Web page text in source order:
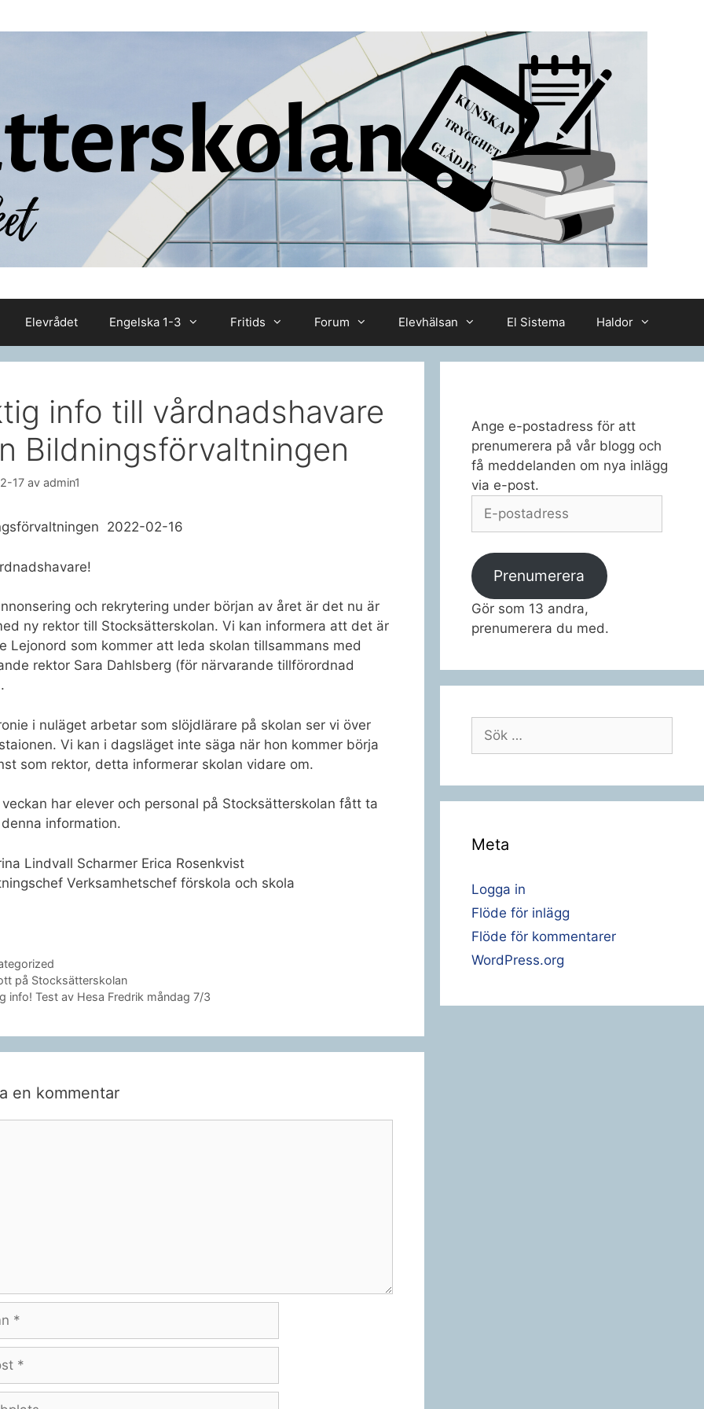
Elevrådet Engelska 1-3 Fritids Forum Elevhälsan El Sistema Haldor
info till vårdnadshavare
Bildningsförvaltningen
17 av admin1
2022-02-16
och rekrytering under början av året är det nu är
ny rektor till Stocksätterskolan. Vi kan informera att det är
Lejonord som kommer att leda skolan tillsammans med
rektor Sara Dahlsberg (för närvarande tillförordnad
i nuläget arbetar som slöjdlärare på skolan ser vi över
Vi kan i dagsläget inte säga när hon kommer börja
som rektor, detta informerar skolan vidare om.
har elever och personal på Stocksätterskolan fått ta
information.
Lindvall Scharmer Erica Rosenkvist
Verksamhetschef förskola och skola
på Stocksätterskolan
info! Test av Hesa Fredrik måndag 7/3
en kommentar
Ange e-postadress för att
prenumerera på vår blogg och
få meddelanden om nya inlägg
via e-post.
postadress
Prenumerera
Gör som 13 andra,
prenumerera du med.
Sök
efter:
Meta
Logga in
Flöde för inlägg
Flöde för kommentarer
WordPress.org